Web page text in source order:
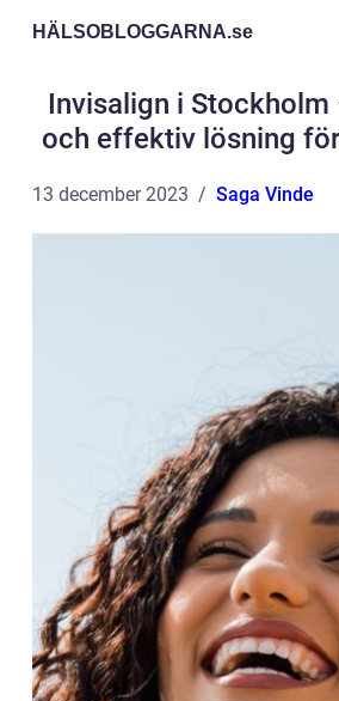
HÄLSOBLOGGARNA.se
Invisalign i Stockholm
och effektiv lösning
13 december 2023 Saga Vinde